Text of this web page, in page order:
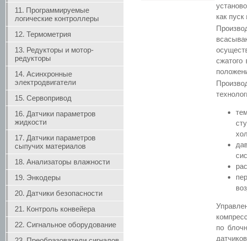
11. Программируемые
логические контроллеры
12. Термометрия
13. Редукторы и мотор-
редукторы
14. Асинхронные
электродвигатели
15. Сервопривод
16. Датчики параметров
жидкости
17. Датчики параметров
сыпучих материалов
18. Анализаторы влажности
19. Энкодеры
20. Датчики безопасности
21. Контроль конвейера
22. Сигнальное оборудование
как
сжатого
по